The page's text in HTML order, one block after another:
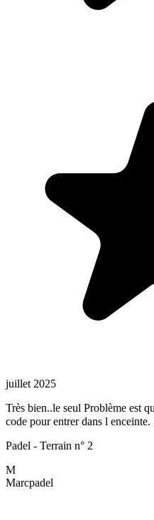
juillet 2025
Très bien..le seul Problème est
code pour entrer dans l enceinte.
Padel - Terrain n° 2
M
Marcpadel